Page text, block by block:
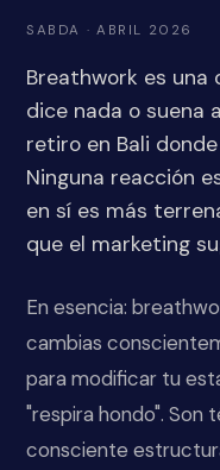
SABDA · ABRIL 2026
Breathwork es una
dice nada o suena
retiro en Bali
Ninguna reacción
en sí es más
que el marketing
En esencia:
cambias
para modificar tu
"respira hondo". Son
consciente